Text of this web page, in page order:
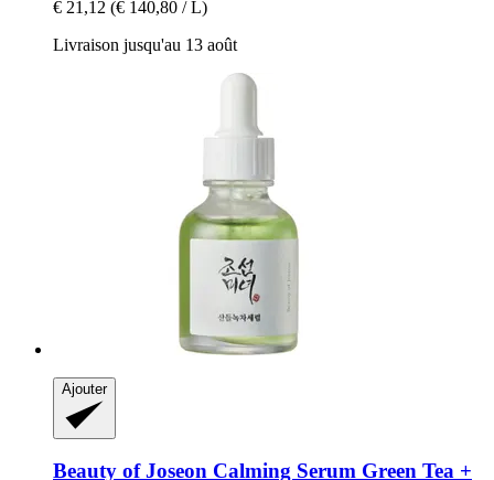
€ 21,12 (€ 140,80 / L)
Livraison jusqu'au 13 août
Ajouter
Beauty of Joseon Calming Serum Green Tea +